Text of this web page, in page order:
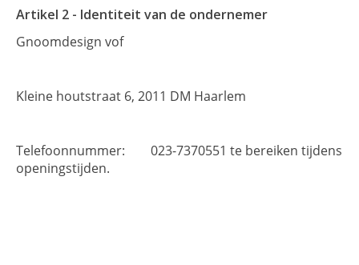
Artikel 2 - Identiteit van de ondernemer
Gnoomdesign vof
Kleine houtstraat 6, 2011 DM Haarlem
Telefoonnummer: 023-7370551 te bereiken tijdens
openingstijden.